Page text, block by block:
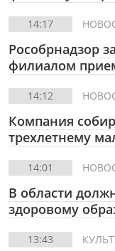
14:17
Рособрнадзор
филиалом
14:12
Компания
трехлетнему
14:01
В области
здоровому
13:43